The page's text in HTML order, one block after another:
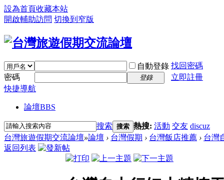
設為首頁收藏本站
開啟輔助訪問 切換到窄版
自動登錄 找回密碼
密碼
登錄
立即註冊
快捷導航
論壇BBS
搜索 搜索 熱搜: 活動 交友 discuz
台灣旅遊假期交流論壇»論壇 › 台灣假期 › 台灣飯店推薦 › 台灣
返回列表